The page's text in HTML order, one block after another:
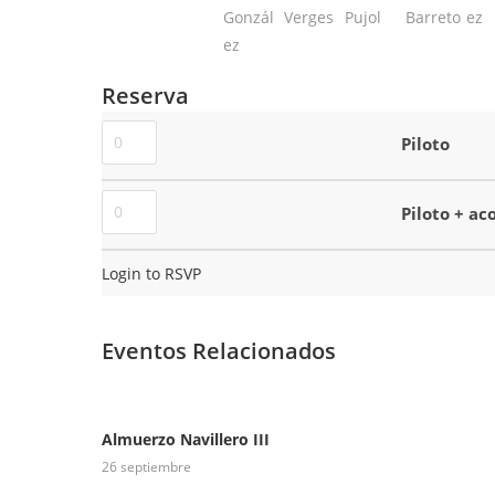
Reserva
Piloto
Piloto +
Login to RSVP
Eventos Relacionados
Almuerzo Navillero III
26 septiembre